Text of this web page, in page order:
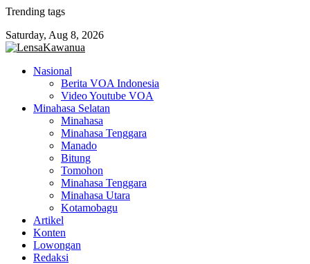
Skip
content
Trending tags
Saturday, Aug 8, 2026
Nasional
Berita VOA Indonesia
Video Youtube VOA
Minahasa Selatan
Minahasa
Minahasa Tenggara
Manado
Bitung
Tomohon
Minahasa Tenggara
Minahasa Utara
Kotamobagu
Artikel
Konten
Lowongan
Redaksi